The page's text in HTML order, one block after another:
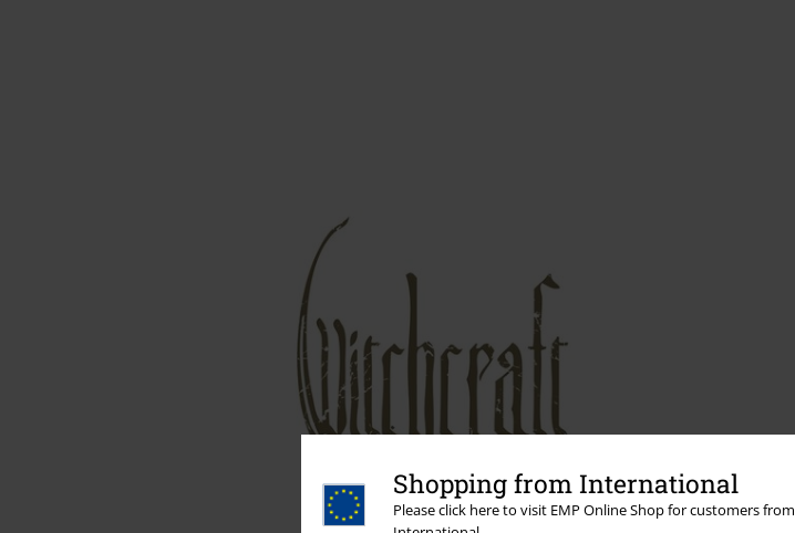
Shopping from International
Please click here to visit EMP Online Shop for customers from